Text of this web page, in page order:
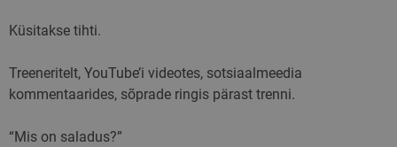
Küsitakse tihti.
Treeneritelt, YouTube’i videotes, sotsiaalmeedia
kommentaarides, sõprade ringis pärast trenni.
“Mis on saladus?”